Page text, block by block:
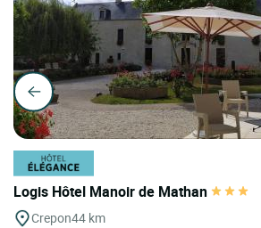
Logis Hôtel Manoir de Mathan
Crepon44 km